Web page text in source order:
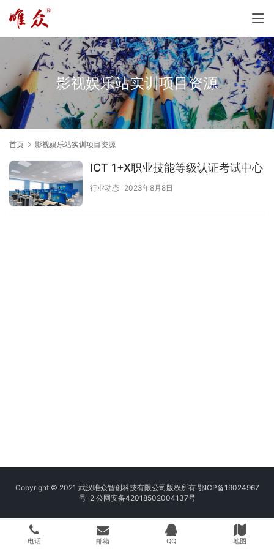
影视娱乐站实训项目资源
首页 影视娱乐站实训项目资源
ICT 1+X职业技能等级认证考试中心
行业动态 2023年8月8日
Copyright © 2021 武汉唯众智创科技有限公司版权所有 鄂ICP备19024967
号-2 公网安备42018502004137号
电话 邮箱 QQ 地图